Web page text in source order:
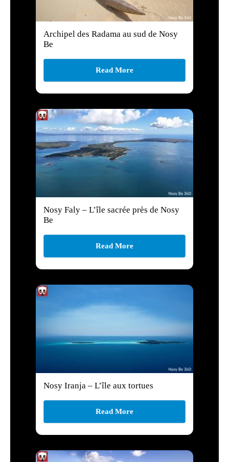
Archipel des Radama au sud de Nosy
Be
Read More
Nosy Faly – L’île sacrée près de Nosy
Be
Read More
Nosy Iranja – L’île aux tortues
Read More